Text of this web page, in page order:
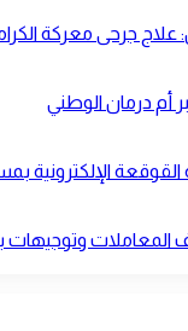
علاج جرحى معركة
أم درمان الوطني
القوقعة
المعاملات